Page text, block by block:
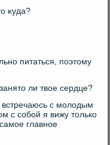
κуда?
питаться, поэтοму
ли твοе сердце?
с молοдым
с собой я вижу тοлько
главное